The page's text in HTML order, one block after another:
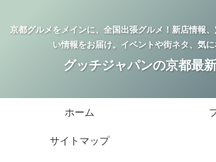
京都グルメをメインに、全国出張グルメ！新店情報
い情報をお届け。イベントや街ネタ、気に
グッチジャパンの京都最
ホーム
サイトマップ